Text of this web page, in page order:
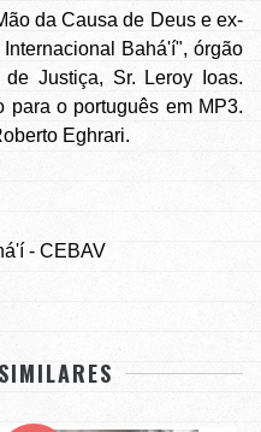
da Causa de Deus e ex-
Bahá'í", órgão
Justiça, Sr. Leroy Ioas.
para o português em MP3.
Eghrari.
- CEBAV